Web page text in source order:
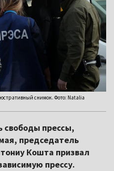
снимок. Фото: Natalia
прессы,
председатель
Кошта призвал
прессу.